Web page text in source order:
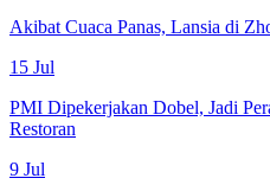
Akibat Cuaca Panas, Lansia di
15 Jul
PMI Dipekerjakan Dobel, Jadi
Restoran
9 Jul